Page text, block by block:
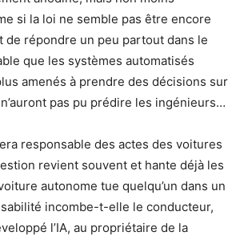
si la loi ne semble pas être encore
de répondre un peu partout dans le
que les systèmes automatisés
amenés à prendre des décisions sur
pas pu prédire les ingénieurs…
responsable des actes des voitures
revient souvent et hante déjà les
autonome tue quelqu’un dans un
incombe-t-elle le conducteur,
l’IA, au propriétaire de la